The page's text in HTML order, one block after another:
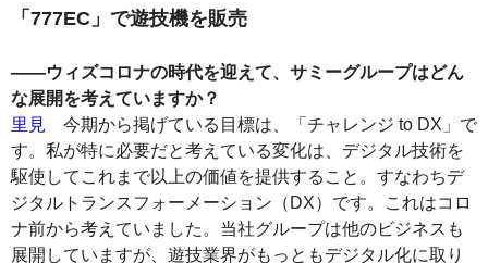
「777EC」で遊技機を販売
――ウィズコロナの時代を迎えて、サミーグループはどん
な展開を考えていますか？
里見 今期から掲げている目標は、「チャレンジ to DX」で
す。私が特に必要だと考えている変化は、デジタル技術を
駆使してこれまで以上の価値を提供すること。すなわちデ
ジタルトランスフォーメーション（DX）です。これはコロ
ナ前から考えていました。当社グループは他のビジネスも
展開していますが、遊技業界がもっともデジタル化に取り